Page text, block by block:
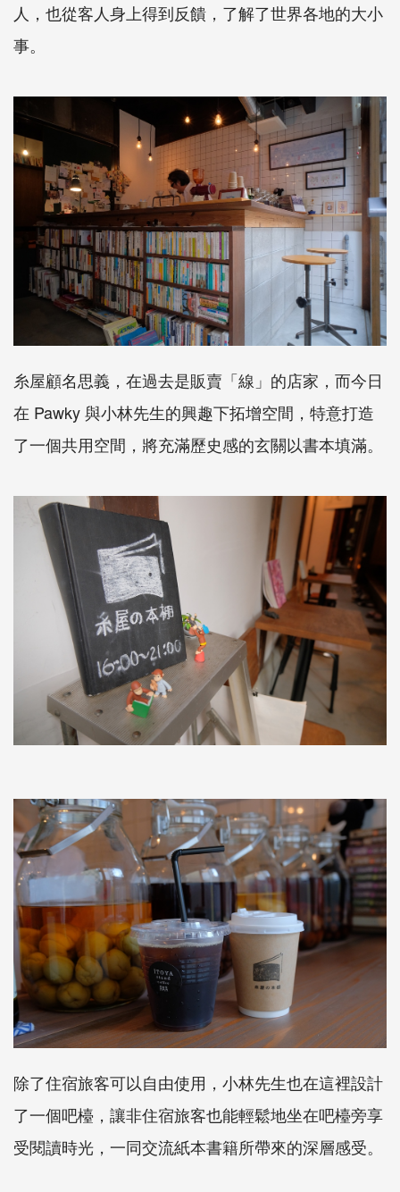
人，也從客人身上得到反饋，了解了世界各地的大小
事。
糸屋顧名思義，在過去是販賣「線」的店家，而今日
在 Pawky與小林先生的興趣下拓增空間，特意打造
了一個共用空間，將充滿歷史感的玄關以書本填滿。
除了住宿旅客可以自由使用，小林先生也在這裡設計
了一個吧檯，讓非住宿旅客也能輕鬆地坐在吧檯旁享
受閱讀時光，一同交流紙本書籍所帶來的深層感受。